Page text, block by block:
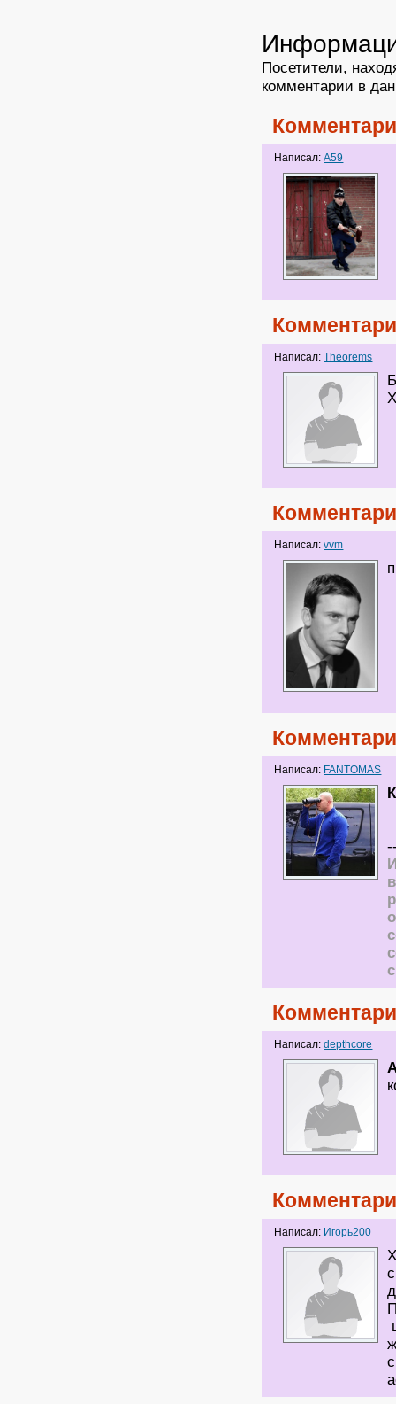
Посетители,
комментарии в
Написал:A59
Написал:Theorems
Написал:vvm
Написал: FANTOMAS
Написал:depthcore
Написал: Игорь200